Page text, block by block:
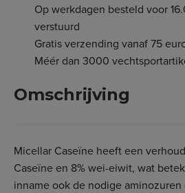
Op werkdagen besteld voor
verstuurd
Gratis verzending vanaf 75
Méér dan 3000
Omschrijving
Micellar Caseïne heeft een
Caseïne en 8% wei-eiwit, wat
inname ook de nodige